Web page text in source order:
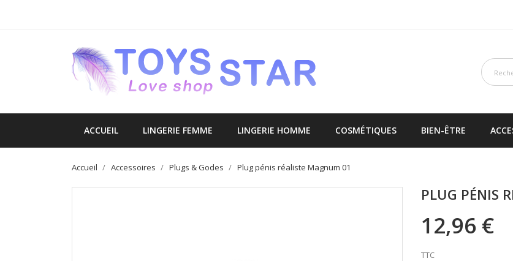
ACCUEIL LINGERIE FEMME LINGERIE HOMME COSMÉTIQUES BIEN-ÊTRE
Accueil Accessoires Plugs & Godes Plug pénis réaliste Magnum 01
PLUG PÉNIS
12,96 €
TTC